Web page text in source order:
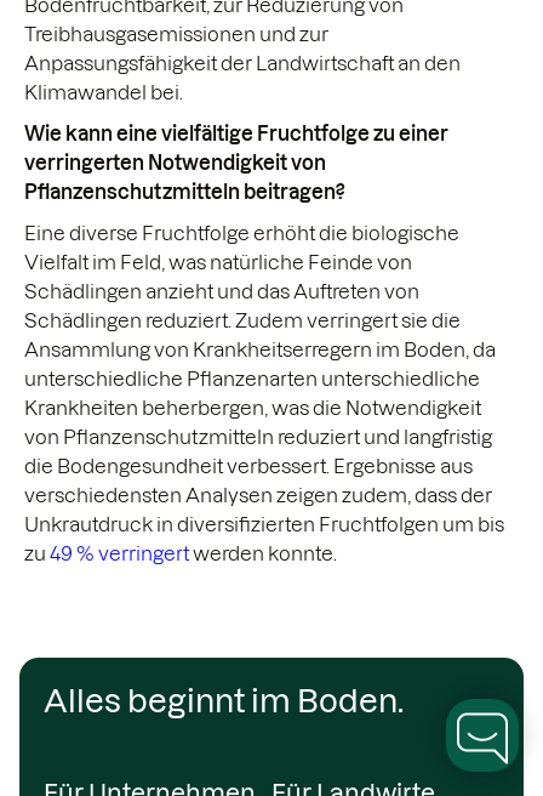
Bodenfruchtbarkeit, zur Reduzierung von
Treibhausgasemissionen und zur
Anpassungsfähigkeit der Landwirtschaft an den
Klimawandel bei.
Wie kann eine vielfältige Fruchtfolge zu einer
verringerten Notwendigkeit von
Pflanzenschutzmitteln beitragen?
Eine diverse Fruchtfolge erhöht die biologische
Vielfalt im Feld, was natürliche Feinde von
Schädlingen anzieht und das Auftreten von
Schädlingen reduziert. Zudem verringert sie die
Ansammlung von Krankheitserregern im Boden, da
unterschiedliche Pflanzenarten unterschiedliche
Krankheiten beherbergen, was die Notwendigkeit
von Pflanzenschutzmitteln reduziert und langfristig
die Bodengesundheit verbessert. Ergebnisse aus
verschiedensten Analysen zeigen zudem, dass der
Unkrautdruck in diversifizierten Fruchtfolgen um bis
zu 49 % verringertwerden konnte.
Alles beginnt im Boden.